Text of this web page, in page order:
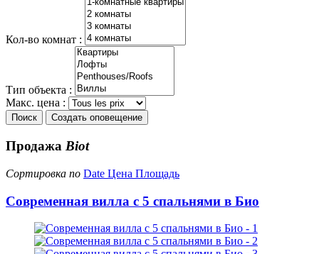
Кол-во комнат :
Тип объекта :
Макс. цена :
Поиск Создать оповещение
Продажа Biot
Сортировка по Date Цена Площадь
Современная вилла с 5 спальнями в Био